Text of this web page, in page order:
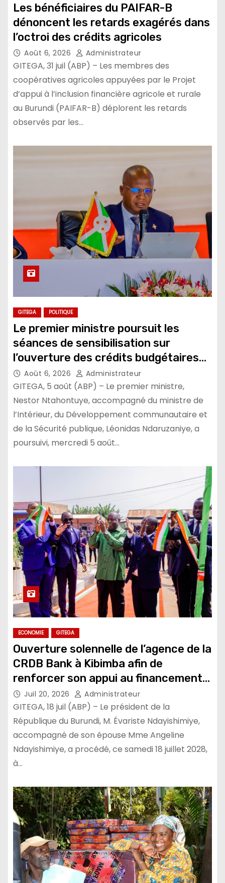
Les bénéficiaires du PAIFAR-B
dénoncent les retards exagérés dans
l’octroi des crédits agricoles
Août 6, 2026 Administrateur
GITEGA, 31 juil (ABP) – Les membres des
coopératives agricoles appuyées par le Projet
d’appui à l’inclusion financière agricole et rurale
au Burundi (PAIFAR-B) déplorent les retards
observés par les…
GITEGA POLITIQUE
Le premier ministre poursuit les
séances de sensibilisation sur
l’ouverture des crédits budgétaires
et l’exécution du budget de l’Etat
Août 6, 2026 Administrateur
GITEGA, 5 août (ABP) – Le premier ministre,
Nestor Ntahontuye, accompagné du ministre de
l’Intérieur, du Développement communautaire et
de la Sécurité publique, Léonidas Ndaruzaniye, a
poursuivi, mercredi 5 août…
ECONOMIE GITEGA
Ouverture solennelle de l’agence de la
CRDB Bank à Kibimba afin de
renforcer son appui au financement
de l’agriculture et de l’élevage
Juil 20, 2026 Administrateur
GITEGA, 18 juil (ABP) – Le président de la
République du Burundi, M. Évariste Ndayishimiye,
accompagné de son épouse Mme Angeline
Ndayishimiye, a procédé, ce samedi 18 juillet 2028,
à…